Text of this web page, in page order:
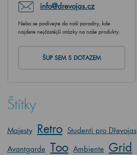
info@drevojas.cz
Nebo se podívejte do naší poradny, kde
najdete nejčastější otázky na naše produkty.
ŠUP SEM S DOTAZEM
Štítky
Majesty Retro Studenti pro Dřevojas
Avantgarde Too Ambiente Grid